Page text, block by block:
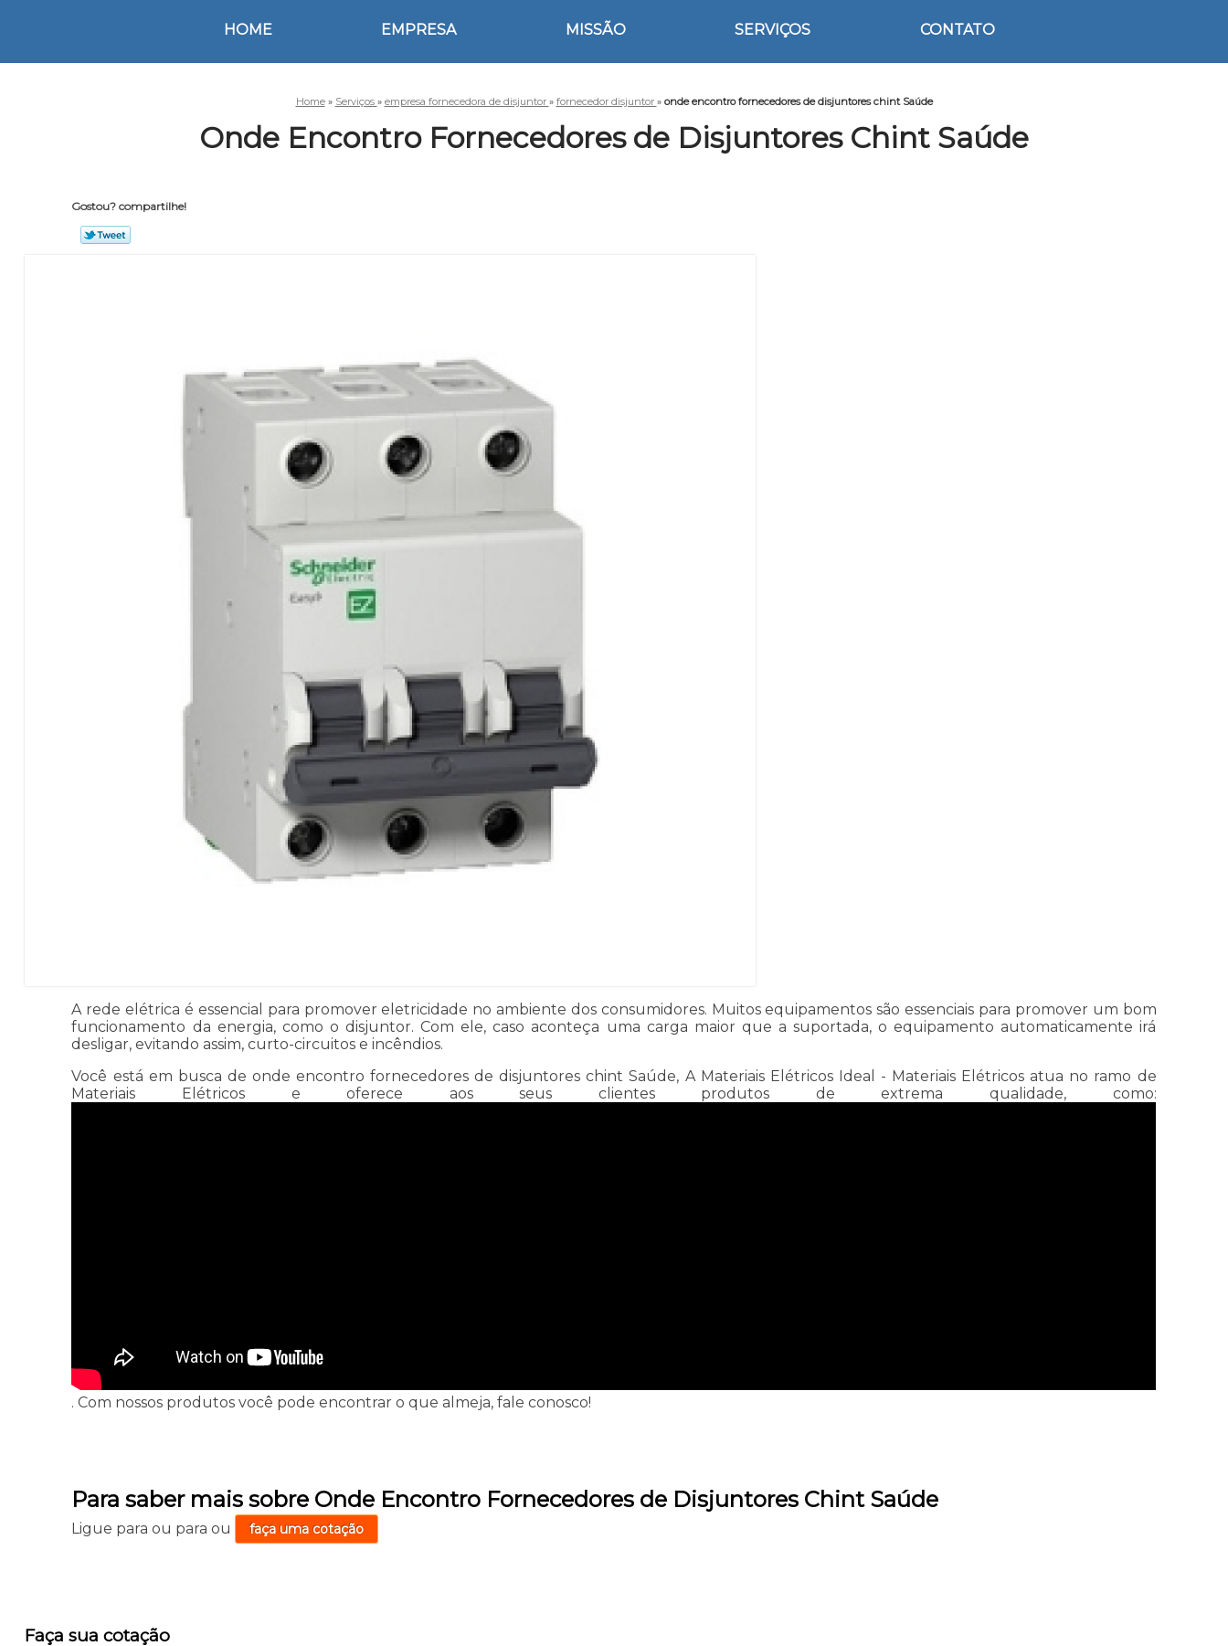
HOME EMPRESA MISSÃO SERVIÇOS CONTATO
Home » Serviços » empresa fornecedora de disjuntor » fornecedor disjuntor » onde encontro fornecedores de disjuntores chint Saúde
Onde Encontro Fornecedores de Disjuntores Chint Saúde
Gostou? compartilhe!
A rede elétrica é essencial para promover eletricidade no ambiente dos consumidores. Muitos equipamentos são essenciais para promover um bom
funcionamento da energia, como o disjuntor. Com ele, caso aconteça uma carga maior que a suportada, o equipamento automaticamente irá
desligar, evitando assim, curto-circuitos e incêndios.
Você está em busca de onde encontro fornecedores de disjuntores chint Saúde, A Materiais Elétricos Ideal - Materiais Elétricos atua no ramo de
Materiais Elétricos e oferece aos seus clientes produtos de extrema qualidade, como:
. Com nossos produtos você pode encontrar o que almeja, fale conosco!
Para saber mais sobre Onde Encontro Fornecedores de Disjuntores Chint Saúde
Ligue paraou paraou faça uma cotação
Faça sua cotação